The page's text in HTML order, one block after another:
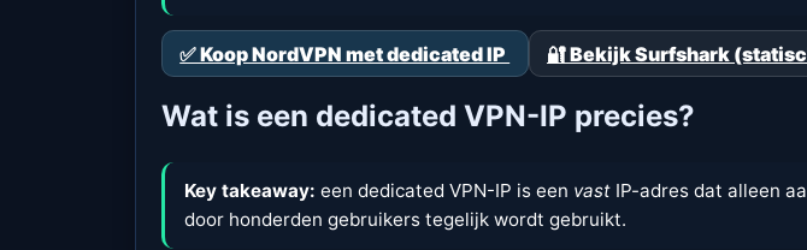
✅ Koop NordVPN met dedicated IP 🔐 Bekijk Surfshark
Wat is een dedicated VPN-IP precies?
Key takeaway: een dedicated VPN-IP is een vastIP-adres dat alleen
door honderden gebruikers tegelijk wordt gebruikt.